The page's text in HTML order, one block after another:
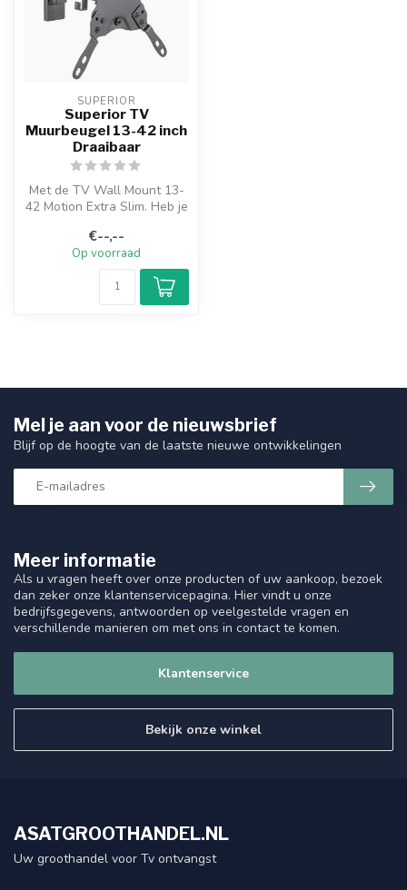
SUPERIOR
Superior TV
Muurbeugel 13-42 inch
Draaibaar
Met de TV Wall Mount 13-
42 Motion Extra Slim. Heb je
€--,--
Op voorraad
Meer informatie
Als u vragen heeft over onze producten of uw aankoop, bezoek
dan zeker onze klantenservicepagina. Hier vindt u onze
bedrijfsgegevens, antwoorden op veelgestelde vragen en
verschillende manieren om met ons in contact te komen.
Klantenservice
Bekijk onze winkel
Mel je aan voor de nieuwsbrief
Blijf op de hoogte van de laatste nieuwe ontwikkelingen
ASATGROOTHANDEL.NL
Uw groothandel voor Tv ontvangst